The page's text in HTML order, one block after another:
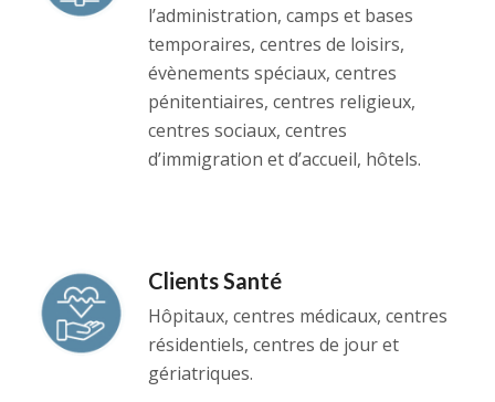
l’administration, camps et bases
temporaires, centres de loisirs,
évènements spéciaux, centres
pénitentiaires, centres religieux,
centres sociaux, centres
d’immigration et d’accueil, hôtels.
Clients Santé
Hôpitaux, centres médicaux, centres
résidentiels, centres de jour et
gériatriques.